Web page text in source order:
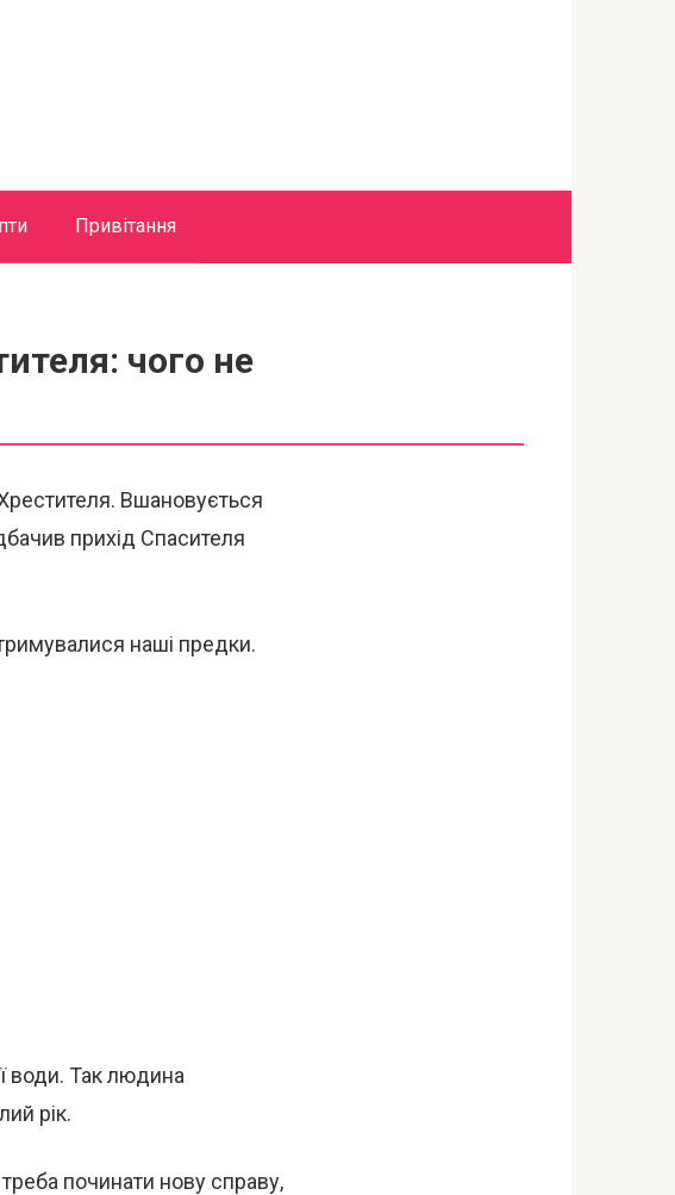
Привітання
чого не
Вшановується
прихід Спасителя
наші предки.
води. Так людина
рік.
починати нову справу,